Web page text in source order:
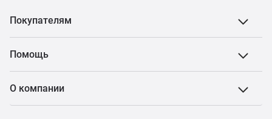
Покупателям
Помощь
О компании